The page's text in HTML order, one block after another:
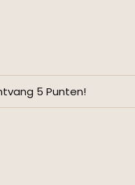
5 Punten!